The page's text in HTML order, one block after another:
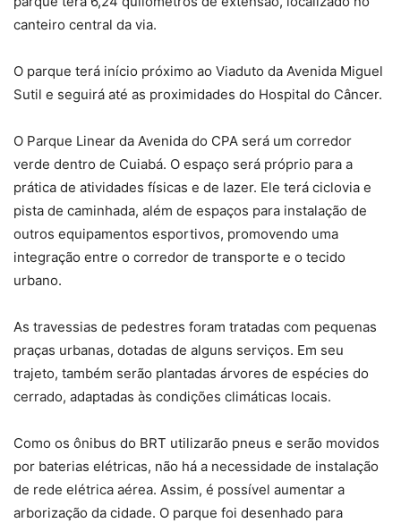
canteiro central da via.
O parque terá início próximo ao Viaduto da Avenida Miguel
Sutil e seguirá até as proximidades do Hospital do Câncer.
O Parque Linear da Avenida do CPA será um corredor
verde dentro de Cuiabá. O espaço será próprio para a
prática de atividades físicas e de lazer. Ele terá ciclovia e
pista de caminhada, além de espaços para instalação de
outros equipamentos esportivos, promovendo uma
integração entre o corredor de transporte e o tecido
urbano.
As travessias de pedestres foram tratadas com pequenas
praças urbanas, dotadas de alguns serviços. Em seu
trajeto, também serão plantadas árvores de espécies do
cerrado, adaptadas às condições climáticas locais.
Como os ônibus do BRT utilizarão pneus e serão movidos
por baterias elétricas, não há a necessidade de instalação
de rede elétrica aérea. Assim, é possível aumentar a
arborização da cidade. O parque foi desenhado para